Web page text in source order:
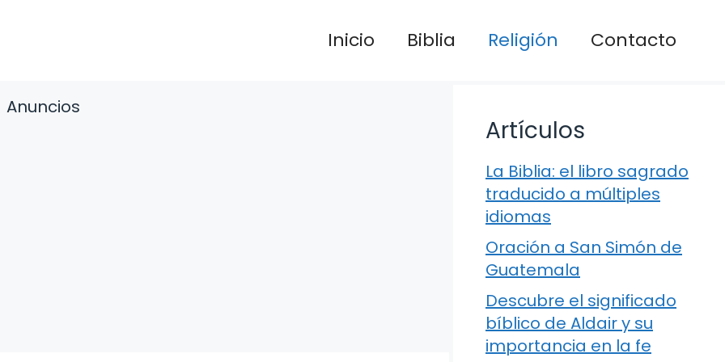
Inicio Biblia Religión Contacto
Anuncios
Artículos
La Biblia: el libro sagrado
traducido a múltiples
idiomas
Oración a San Simón de
Guatemala
Descubre el significado
bíblico de Aldair y su
importancia en la fe